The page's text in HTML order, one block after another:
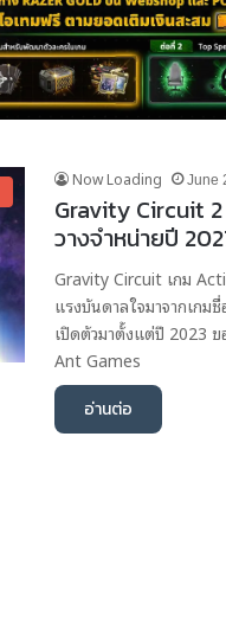
Now Loading June
Gravity Circuit
วางจำหน่ายปี
Gravity Circuit เกม
แรงบันดาลใจมาจากเกม
เปิดตัวมาตั้งแต่ปี 2023
Ant Games
อ่านต่อ